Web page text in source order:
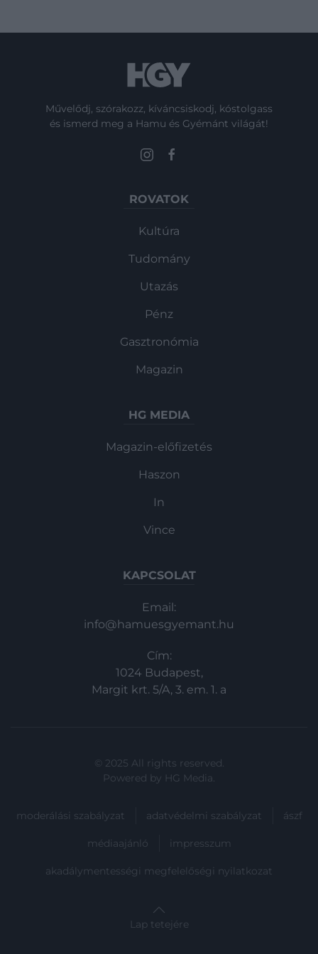
Művelődj, szórakozz, kíváncsiskodj, kóstolgass
és ismerd meg a Hamu és Gyémánt világát!
ROVATOK
Kultúra
Tudomány
Utazás
Pénz
Gasztronómia
Magazin
HG MEDIA
Magazin-előfizetés
Haszon
In
Vince
KAPCSOLAT
Email:
info@hamuesgyemant.hu
Cím:
1024 Budapest,
Margit krt. 5/A, 3. em. 1. a
© 2025 All rights reserved.
Powered by HG Media.
moderálási szabályzat adatvédelmi szabályzat ászf
médiaajánló impresszum
akadálymentességi megfelelőségi nyilatkozat
Lap tetejére